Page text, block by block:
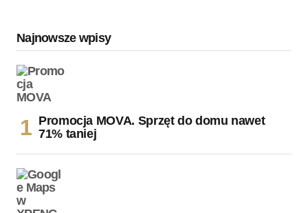
Najnowsze wpisy
Promocja MOVA. Sprzęt do domu nawet
71% taniej